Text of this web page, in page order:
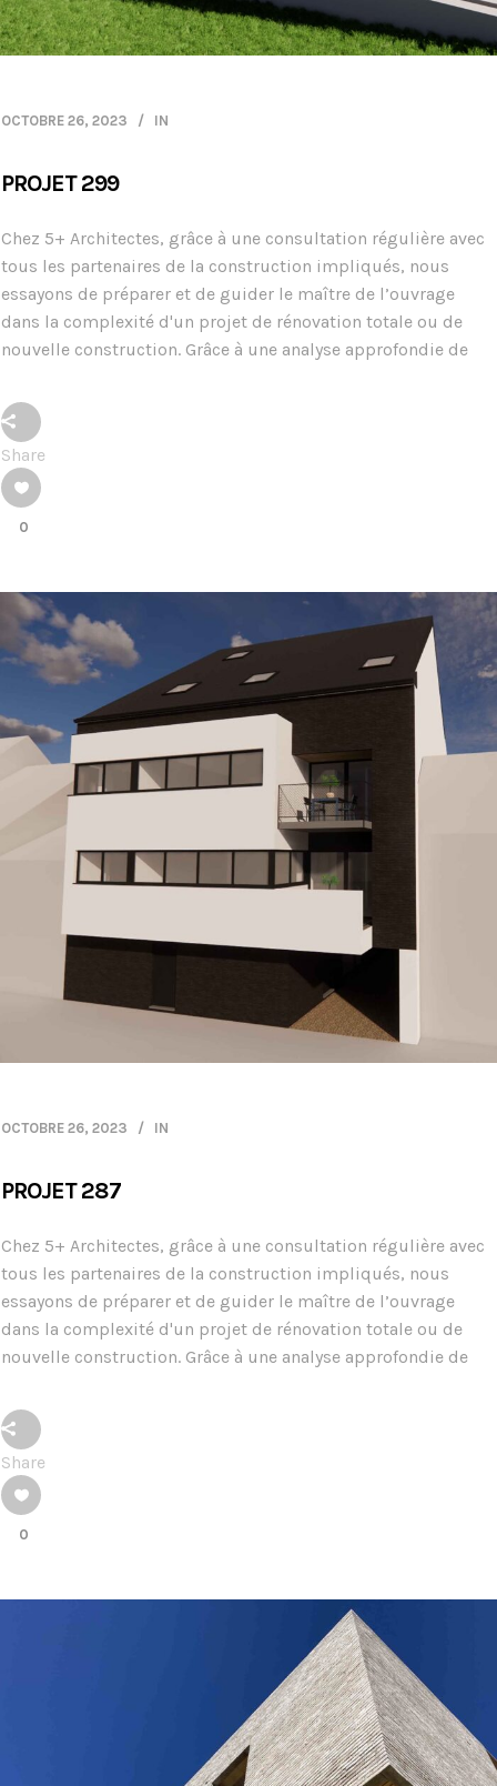
OCTOBRE 26, 2023 IN
PROJET 299
Chez 5+ Architectes, grâce à une consultation régulière avec
tous les partenaires de la construction impliqués, nous
essayons de préparer et de guider le maître de l’ouvrage
dans la complexité d'un projet de rénovation totale ou de
nouvelle construction. Grâce à une analyse approfondie de
Share
0
OCTOBRE 26, 2023 IN
PROJET 287
Chez 5+ Architectes, grâce à une consultation régulière avec
tous les partenaires de la construction impliqués, nous
essayons de préparer et de guider le maître de l’ouvrage
dans la complexité d'un projet de rénovation totale ou de
nouvelle construction. Grâce à une analyse approfondie de
Share
0